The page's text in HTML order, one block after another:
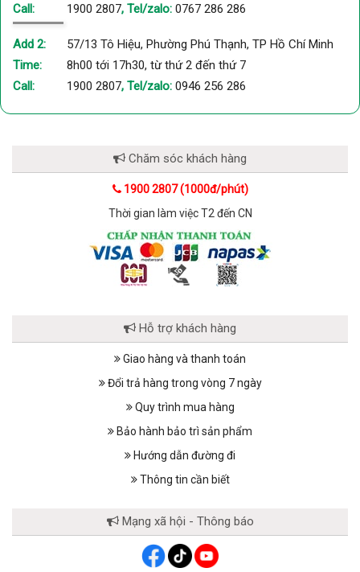
Call:
1900 2807, Tel/zalo: 0767 286 286
Add 2:
57/13 Tô Hiệu, Phường Phú Thạnh, TP Hồ Chí Minh
Time:
8h00 tới 17h30, từ thứ 2 đến thứ 7
Call:
1900 2807, Tel/zalo: 0946 256 286
Chăm sóc khách hàng
1900 2807 (1000đ/phút)
Thời gian làm việc T2 đến CN
Hỗ trợ khách hàng
Giao hàng và thanh toán
Đổi trả hàng trong vòng 7 ngày
Quy trình mua hàng
Bảo hành bảo trì sản phẩm
Hướng dẫn đường đi
Thông tin cần biết
Mạng xã hội - Thông báo